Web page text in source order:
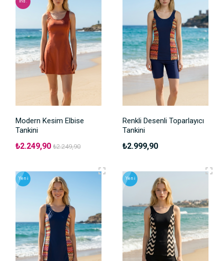
Modern Kesim Elbise
Tankini
₺2.249,90 ₺2.249,90
Renkli Desenli Toparlayıcı
Tankini
₺2.999,90
Yeni Yeni